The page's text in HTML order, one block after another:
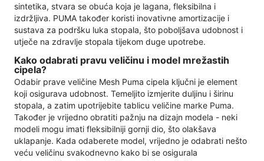
sintetika, stvara se obuća koja je lagana, fleksibilna i
izdržljiva. PUMA također koristi inovativne amortizacije i
sustava za podršku luka stopala, što poboljšava udobnost i
utječe na zdravlje stopala tijekom duge upotrebe.
Kako odabrati pravu veličinu i model mrežastih
cipela?
Odabir prave veličine Mesh Puma cipela ključni je element
koji osigurava udobnost. Temeljito izmjerite duljinu i širinu
stopala, a zatim upotrijebite tablicu veličine marke Puma.
Također je vrijedno obratiti pažnju na dizajn modela - neki
modeli mogu imati fleksibilniji gornji dio, što olakšava
uklapanje. Kada odaberete model, vrijedno je odabrati nešto
veću veličinu svakodnevno kako bi se osigurala